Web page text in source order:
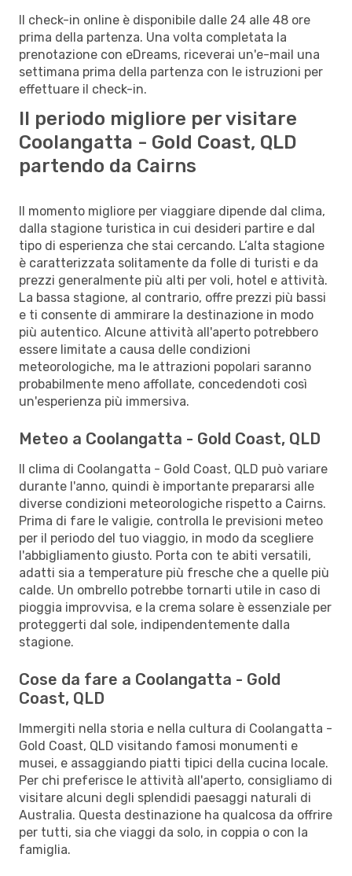
Il check-in online è disponibile dalle 24 alle 48 ore
prima della partenza. Una volta completata la
prenotazione con eDreams, riceverai un'e-mail una
settimana prima della partenza con le istruzioni per
effettuare il check-in.
Il periodo migliore per visitare
Coolangatta - Gold Coast, QLD
partendo da Cairns
Il momento migliore per viaggiare dipende dal clima,
dalla stagione turistica in cui desideri partire e dal
tipo di esperienza che stai cercando. L’alta stagione
è caratterizzata solitamente da folle di turisti e da
prezzi generalmente più alti per voli, hotel e attività.
La bassa stagione, al contrario, offre prezzi più bassi
e ti consente di ammirare la destinazione in modo
più autentico. Alcune attività all'aperto potrebbero
essere limitate a causa delle condizioni
meteorologiche, ma le attrazioni popolari saranno
probabilmente meno affollate, concedendoti così
un'esperienza più immersiva.
Meteo a Coolangatta - Gold Coast, QLD
Il clima di Coolangatta - Gold Coast, QLD può variare
durante l'anno, quindi è importante prepararsi alle
diverse condizioni meteorologiche rispetto a Cairns.
Prima di fare le valigie, controlla le previsioni meteo
per il periodo del tuo viaggio, in modo da scegliere
l'abbigliamento giusto. Porta con te abiti versatili,
adatti sia a temperature più fresche che a quelle più
calde. Un ombrello potrebbe tornarti utile in caso di
pioggia improvvisa, e la crema solare è essenziale per
proteggerti dal sole, indipendentemente dalla
stagione.
Cose da fare a Coolangatta - Gold
Coast, QLD
Immergiti nella storia e nella cultura di Coolangatta -
Gold Coast, QLD visitando famosi monumenti e
musei, e assaggiando piatti tipici della cucina locale.
Per chi preferisce le attività all'aperto, consigliamo di
visitare alcuni degli splendidi paesaggi naturali di
Australia. Questa destinazione ha qualcosa da offrire
per tutti, sia che viaggi da solo, in coppia o con la
famiglia.